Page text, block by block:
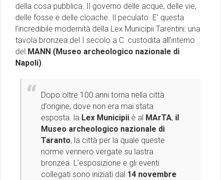
della cosa pubblica. Il governo delle acque, delle vie,
delle fosse e delle cloache. Il peculato. E' questa
l’incredibile modernità della Lex Municipii Tarentini: una
tavola bronzea del I secolo a.C. custodita all’interno
del MANN (Museo archeologico nazionale di
Napoli)
Dopo oltre 100 anni torna nella città
d’origine, dove non era mai stata
esposta. la Lex Municipii è al MArTA, il
Museo archeologico nazionale di
Taranto, la città per la quale queste
norme vennero vergate su lastra
bronzea. L'esposizione e gli eventi
collegati sono iniziati dal 14 novembre